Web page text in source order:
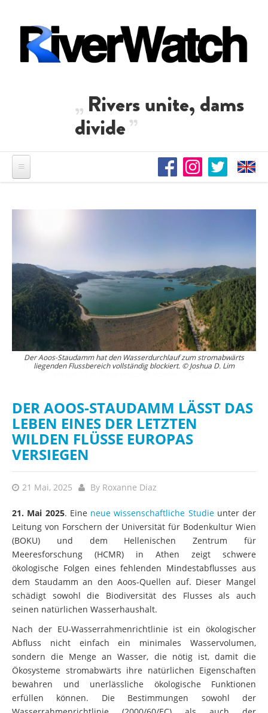
Rivers unite, dams
divide
Der Aoos-Staudamm hat den Wasserdurchlauf zum stromabwärts
liegenden Flussbereich vollständig blockiert. © Joshua D. Lim
Der einst frei fließende Fluss ist durch einen fehlenden ökologischen
Abfluss aus dem Aoos-Stausee auf einen schmalen Bach von gerade
DER AOOS-STAUDAMM LÄSST DAS
LEBEN EINES DER LETZTEN
WILDEN FLÜSSE EUROPAS
VERSIEGEN
By
21. Mai 2025 . Eine neue wissenschaftliche Studie
unter der
Leitung von Forschern der Universität für Bodenkultur Wien
(BOKU) und dem Hellenischen Zentrum für
Meeresforschung (HCMR) in Athen zeigt schwere
ökologische Folgen eines fehlenden Mindestabflusses aus
dem Staudamm an den Aoos-Quellen auf. Dieser Mangel
schädigt sowohl die Biodiversität des Flusses als auch
Nach der EU-Wasserrahmenrichtlinie ist ein ökologischer
Abfluss nicht einfach ein minimales Wasservolumen,
sondern die Menge an Wasser, die nötig ist, damit die
Ökosysteme stromabwärts ihre natürlichen Eigenschaften
bewahren und unerlässliche ökologische Funktionen
erfüllen können. Die Bestimmungen sowohl der